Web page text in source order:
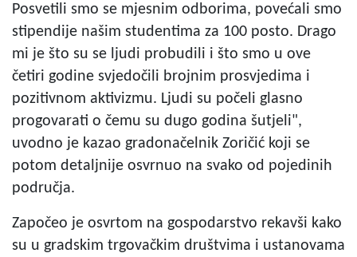
Posvetili smo se mjesnim odborima, povećali smo
stipendije našim studentima za 100 posto. Drago
mi je što su se ljudi probudili i što smo u ove
četiri godine svjedočili brojnim prosvjedima i
pozitivnom aktivizmu. Ljudi su počeli glasno
progovarati o čemu su dugo godina šutjeli",
uvodno je kazao gradonačelnik Zoričić koji se
potom detaljnije osvrnuo na svako od pojedinih
područja.
Započeo je osvrtom na gospodarstvo rekavši kako
su u gradskim trgovačkim društvima i ustanovama